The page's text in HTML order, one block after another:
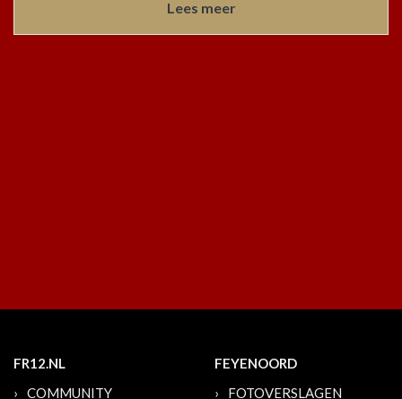
Lees meer
FR12.NL
COMMUNITY
FEYENOORD
FOTOVERSLAGEN